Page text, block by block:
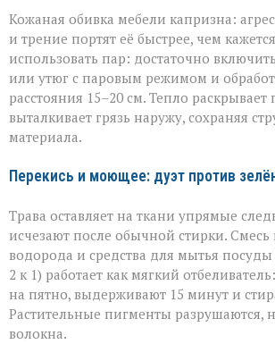
Кожаная обивка мебели капризна:
и трение портят её быстрее, чем
использовать пар: достаточно
или утюг с паровым режимом и
расстояния 15–20 см. Тепло
выталкивает грязь наружу, сохраняя
материала.
Перекись и моющее: дуэт против
Трава оставляет на ткани упрямые
исчезают после обычной стирки. Смесь
водорода и средства для мытья
2 к 1) работает как мягкий
на пятно, выдерживают 15 минут и
Растительные пигменты разрушаются,
волокна.